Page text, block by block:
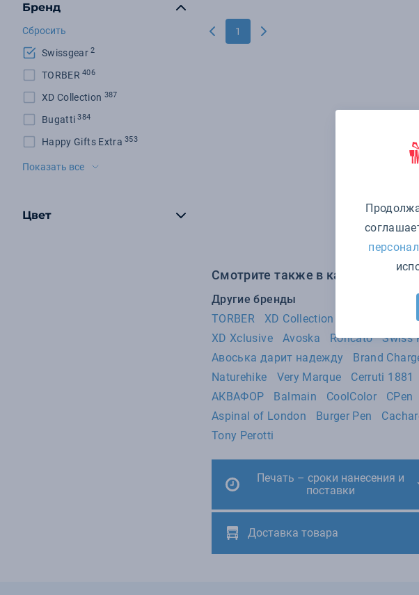
Бренд
Сбросить
Swissgear 2
TORBER 406
XD Collection 387
Bugatti 384
Happy Gifts Extra 353
Molti
Показать все
Цвет
1
Смотрите также в категории
Другие бренды
TORBER
XD Collection
XD Xclusive
Avoska Roncato Swiss
Авоська дарит надежду
Brand
Naturehike
Very Marque Cerruti 1881
АКВАФОР
Balmain CoolColor CPen
Aspinal of London
Burger Pen
Tony Perotti
Печать – сроки нанесения и
поставки
Доставка товара